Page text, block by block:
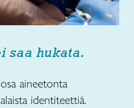
saa hukata.
aineetonta
identiteettiä.